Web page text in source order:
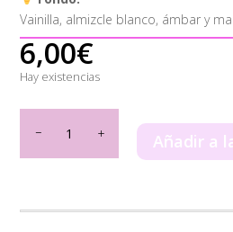
Vainilla, almizcle blanco, ámbar y
6,00€
Hay existencias
Emarat
Añadir a